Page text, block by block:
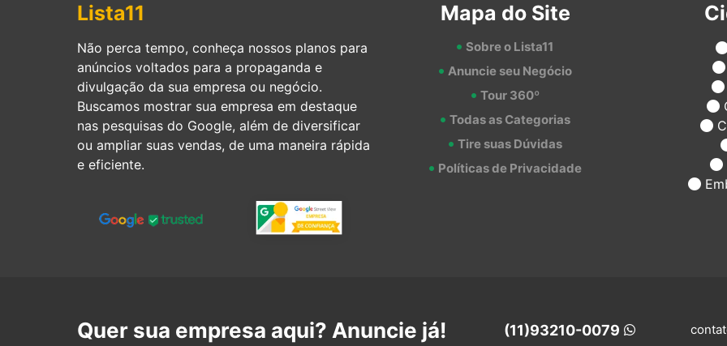
Lista11
Não perca tempo, conheça nossos planos para
anúncios voltados para a propaganda e
divulgação da sua empresa ou negócio.
Buscamos mostrar sua empresa em destaque
nas pesquisas do Google, além de diversificar
ou ampliar suas vendas, de uma maneira rápida
e eficiente.
Mapa do Site
Sobre o Lista11
Anuncie seu Negócio
Tour 360º
Todas as Categorias
Tire suas Dúvidas
Políticas de Privacidade
Quer sua empresa aqui? Anuncie já! (11)93210-0079